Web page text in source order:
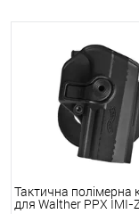
Тактична полімерна
для Walther PPX IMI-